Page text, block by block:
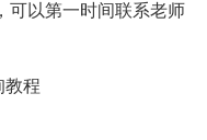
可以第一时间联系老师